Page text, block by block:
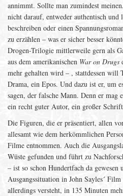
annimmt. Sollte man zumindest
nicht darauf, entweder authentisch und
beschreiben oder einen
zu erzählen – was er sicher besser
Drogen-Trilogie mittlerweile gern als
aus dem amerikanischen War on Drugs
mehr gehalten wird – , stattdessen will
Drama, ein Epos. Und dazu ist er, um
sagen, der falsche Mann. Denn er
ein recht guter Autor, ein großer
Die Figuren, die er präsentiert, allen
allesamt wie dem herkömmlichen
Filme entnommen. Auch die
Wüste gefunden und führt zu
– ist so schon Hundertfach da
Ausgangssituation in John Sayles´ Film
allerdings versteht, in 135 Minuten